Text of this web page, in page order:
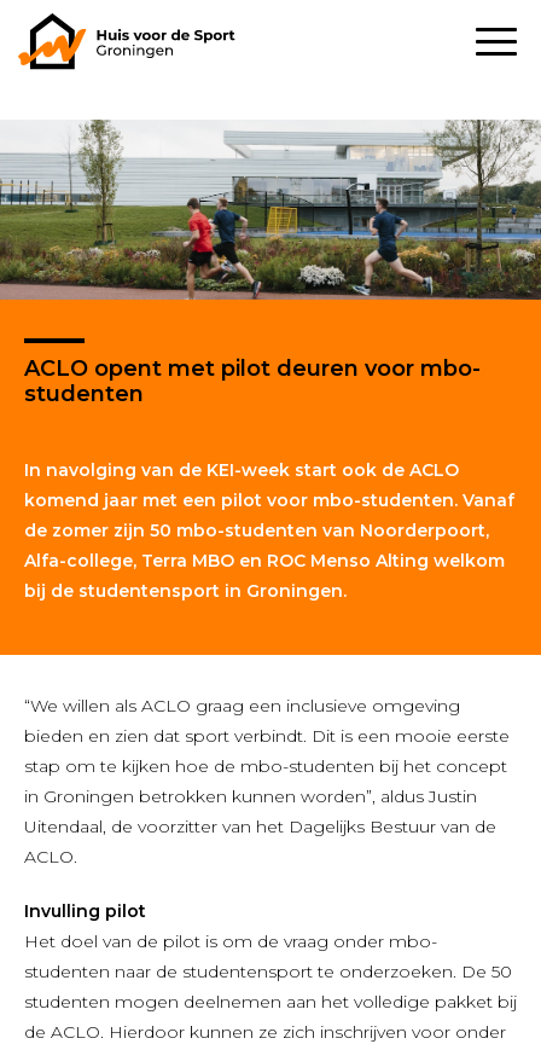
ACLO opent met pilot deuren voor mbo-
studenten
In navolging van de KEI-week start ook de ACLO
komend jaar met een pilot voor mbo-studenten. Vanaf
de zomer zijn 50 mbo-studenten van Noorderpoort,
Alfa-college, Terra MBO en ROC Menso Alting welkom
bij de studentensport in Groningen.
“We willen als ACLO graag een inclusieve omgeving
bieden en zien dat sport verbindt. Dit is een mooie eerste
stap om te kijken hoe de mbo-studenten bij het concept
in Groningen betrokken kunnen worden”, aldus Justin
Uitendaal, de voorzitter van het Dagelijks Bestuur van de
ACLO.
Invulling pilot
Het doel van de pilot is om de vraag onder mbo-
studenten naar de studentensport te onderzoeken. De 50
studenten mogen deelnemen aan het volledige pakket bij
de ACLO. Hierdoor kunnen ze zich inschrijven voor onder